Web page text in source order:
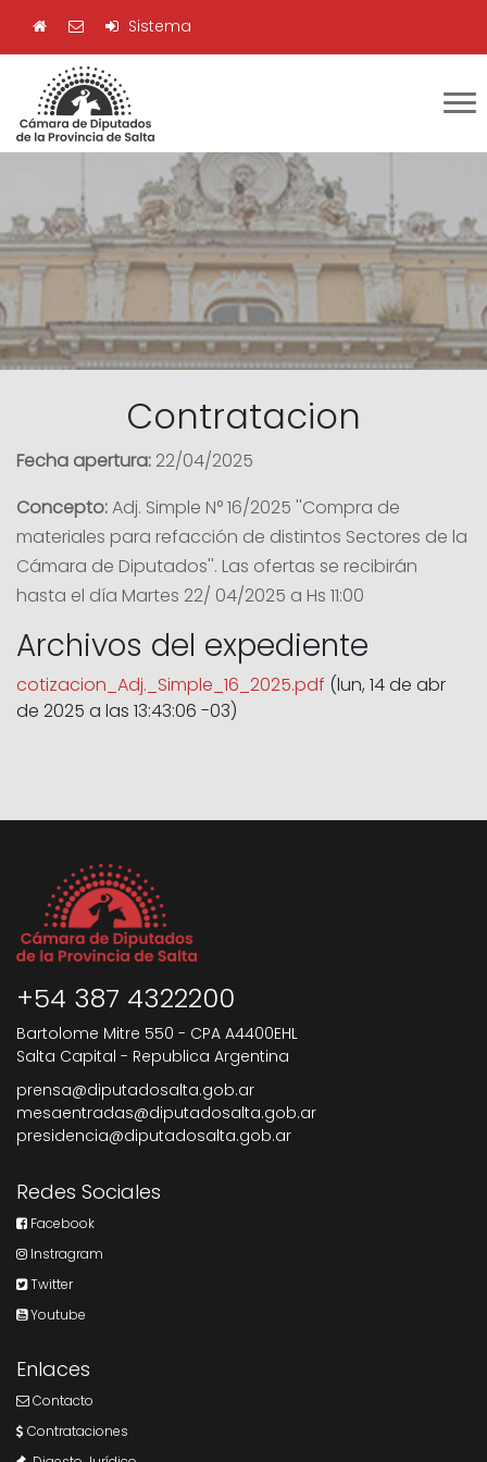
Sistema
Contratacion
Fecha apertura: 22/04/2025
Concepto:Adj. Simple N° 16/2025 ''Compra de
materiales para refacción de distintos Sectores de la
Cámara de Diputados''. Las ofertas se recibirán
hasta el día Martes 22/ 04/2025 a Hs 11:00
Archivos del expediente
cotizacion_Adj._Simple_16_2025.pdf (lun, 14 de abr
de 2025 a las 13:43:06 -03)
+54 387 4322200
Bartolome Mitre 550 - CPA A4400EHL
Salta Capital - Republica Argentina
prensa@diputadosalta.gob.ar
mesaentradas@diputadosalta.gob.ar
presidencia@diputadosalta.gob.ar
Redes Sociales
Facebook
Instragram
Twitter
Youtube
Enlaces
Contacto
Contrataciones